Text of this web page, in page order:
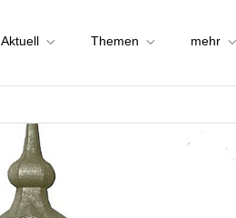
Aktuell Themen mehr